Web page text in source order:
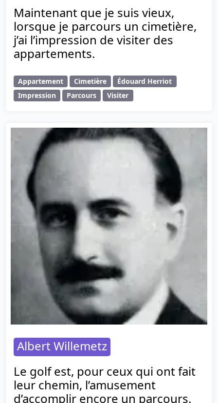
Maintenant que je suis vieux,
lorsque je parcours un cimetière,
j’ai l’impression de visiter des
appartements.
Appartement Cimetière
Édouard Herriot
Impression
Parcours Visiter
Albert Willemetz
Le golf est, pour ceux qui ont fait
leur chemin, l’amusement
d’accomplir encore un parcours.